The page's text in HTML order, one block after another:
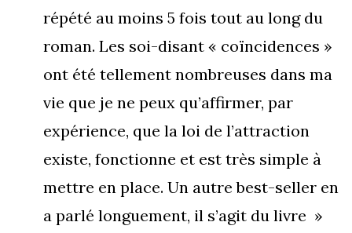
répété au moins 5 fois tout au long du
roman. Les soi-disant « coïncidences »
ont été tellement nombreuses dans ma
vie que je ne peux qu’affirmer, par
expérience, que la loi de l’attraction
existe, fonctionne et est très simple à
mettre en place. Un autre best-seller en
a parlé longuement, il s’agit du livre »